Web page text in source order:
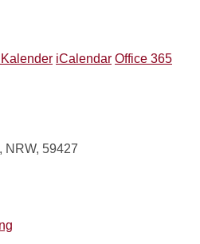
iCalendar Office 365
NRW, 59427